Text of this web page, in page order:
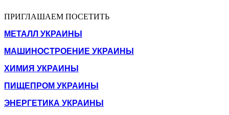
ПРИГЛАШАЕМ ПОСЕТИТЬ
МЕТАЛЛ УКРАИНЫ
МАШИНОСТРОЕНИЕ УКРАИНЫ
ХИМИЯ УКРАИНЫ
ПИЩЕПРОМ УКРАИНЫ
ЭНЕРГЕТИКА УКРАИНЫ